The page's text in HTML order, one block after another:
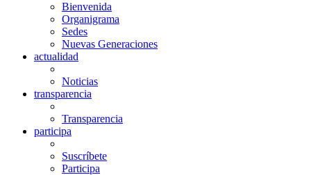
Bienvenida
Organigrama
Sedes
Nuevas Generaciones
actualidad
Noticias
transparencia
Transparencia
participa
Suscríbete
Participa